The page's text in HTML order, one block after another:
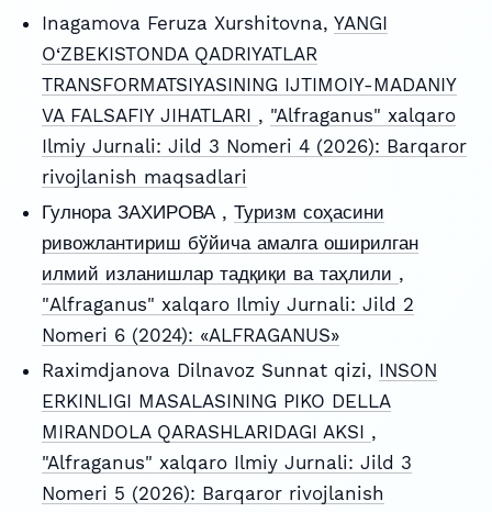
Inagamova Feruza Xurshitovna, YANGI
O‘ZBEKISTONDA QADRIYATLAR
TRANSFORMATSIYASINING IJTIMOIY-MADANIY
VA FALSAFIY JIHATLARI , "Alfraganus" xalqaro
Ilmiy Jurnali: Jild 3 Nomeri 4 (2026): Barqaror
rivojlanish maqsadlari
Гулнора ЗАХИРОВА , Туризм соҳасини
ривожлантириш бўйича амалга оширилган
илмий изланишлар тадқиқи ва таҳлили ,
"Alfraganus" xalqaro Ilmiy Jurnali: Jild 2
Nomeri 6 (2024): «ALFRAGANUS»
Raximdjanova Dilnavoz Sunnat qizi, INSON
ERKINLIGI MASALASINING PIKO DELLA
MIRANDOLA QARASHLARIDAGI AKSI ,
"Alfraganus" xalqaro Ilmiy Jurnali: Jild 3
Nomeri 5 (2026): Barqaror rivojlanish